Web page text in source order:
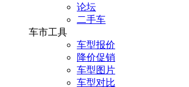
论坛
二手车
车市工具
车型报价
降价促销
车型图片
车型对比